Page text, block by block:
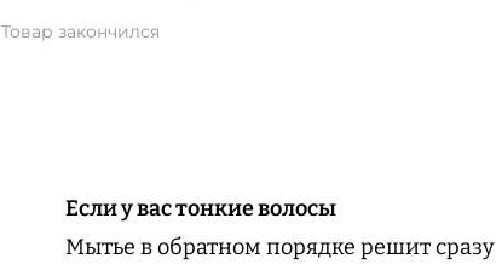
Товар закончился
Если у вас тонкие волосы
Мытье в обратном порядке решит